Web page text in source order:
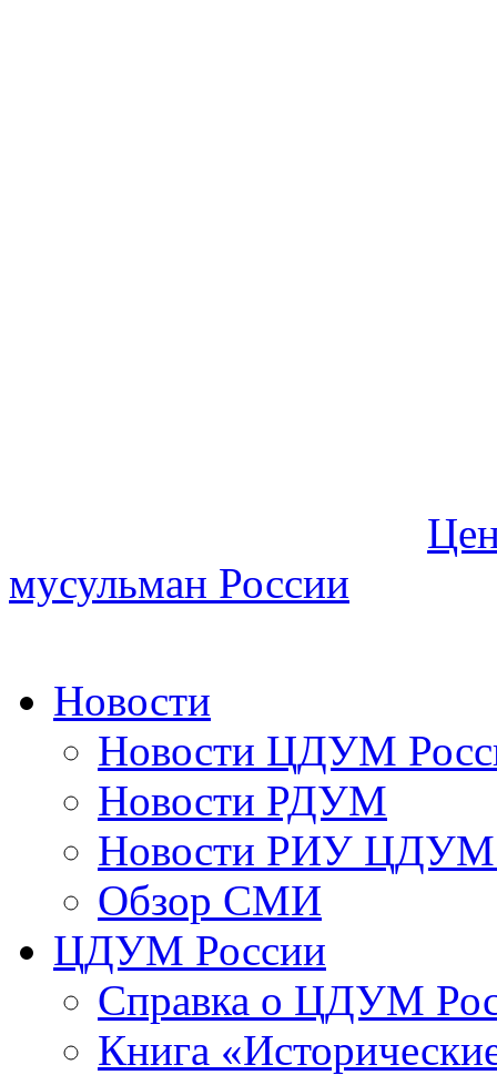
мусульман России
Новости
Новости ЦДУМ
Новости РДУМ
Новости РИУ ЦДУМ
Обзор СМИ
ЦДУМ России
Справка о ЦДУМ
Книга